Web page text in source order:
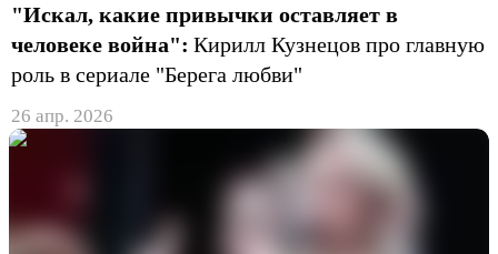
"Искал, какие привычки оставляет в
человеке война": Кирилл Кузнецов про главную
роль в сериале "Берега любви"
26 апр. 2026